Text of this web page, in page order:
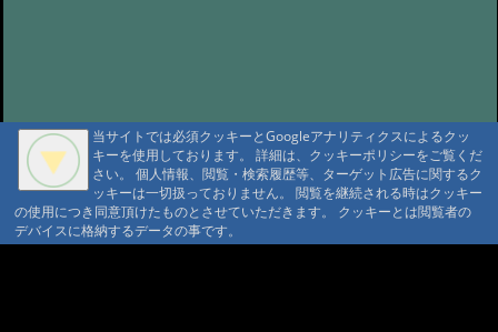
当サイトでは必須クッキーとGoogleアナリティクスによるクッ
キーを使用しております。 詳細は、クッキーポリシーをご覧くだ
さい。 個人情報、閲覧・検索履歴等、ターゲット広告に関するク
ッキーは一切扱っておりません。 閲覧を継続される時はクッキー
の使用につき同意頂けたものとさせていただきます。 クッキーとは閲覧者の
デバイスに格納するデータの事です。